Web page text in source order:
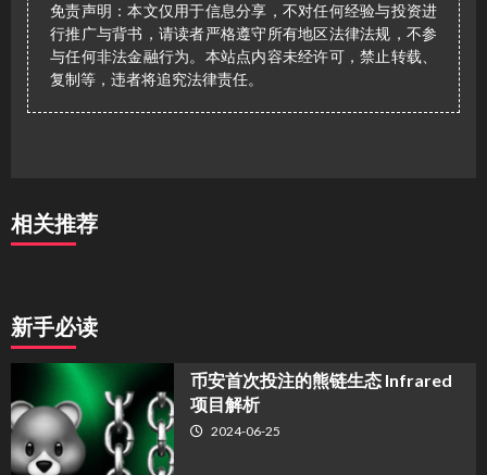
免责声明：本文仅用于信息分享，不对任何经验与投资进
行推广与背书，请读者严格遵守所有地区法律法规，不参
与任何非法金融行为。本站点内容未经许可，禁止转载、
复制等，违者将追究法律责任。
相关推荐
新手必读
币安首次投注的熊链生态 Infrared
项目解析
2024-06-25